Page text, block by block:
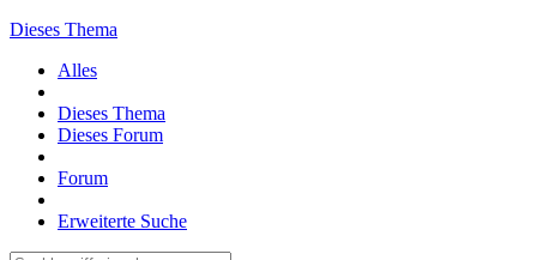
Dieses Thema
Alles
Dieses Thema
Dieses Forum
Forum
Erweiterte Suche